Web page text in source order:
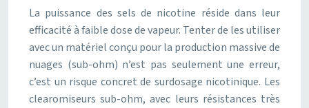
La puissance des sels de nicotine réside dans leur
efficacité à faible dose de vapeur. Tenter de les utiliser
avec un matériel conçu pour la production massive de
nuages (sub-ohm) n’est pas seulement une erreur,
c’est un risque concret de surdosage nicotinique. Les
clearomiseurs sub-ohm, avec leurs résistances très